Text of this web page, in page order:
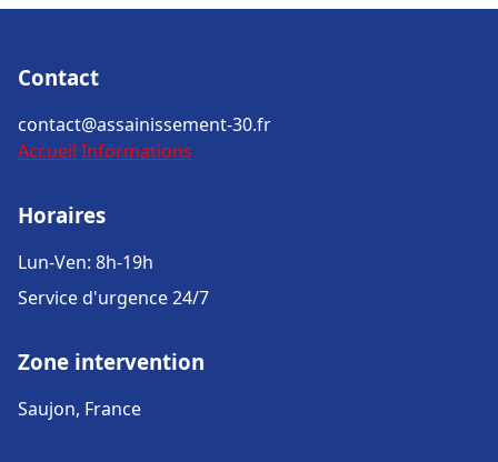
Contact
contact@assainissement-30.fr
Accueil Informations
Horaires
Lun-Ven: 8h-19h
Service d'urgence 24/7
Zone intervention
Saujon, France